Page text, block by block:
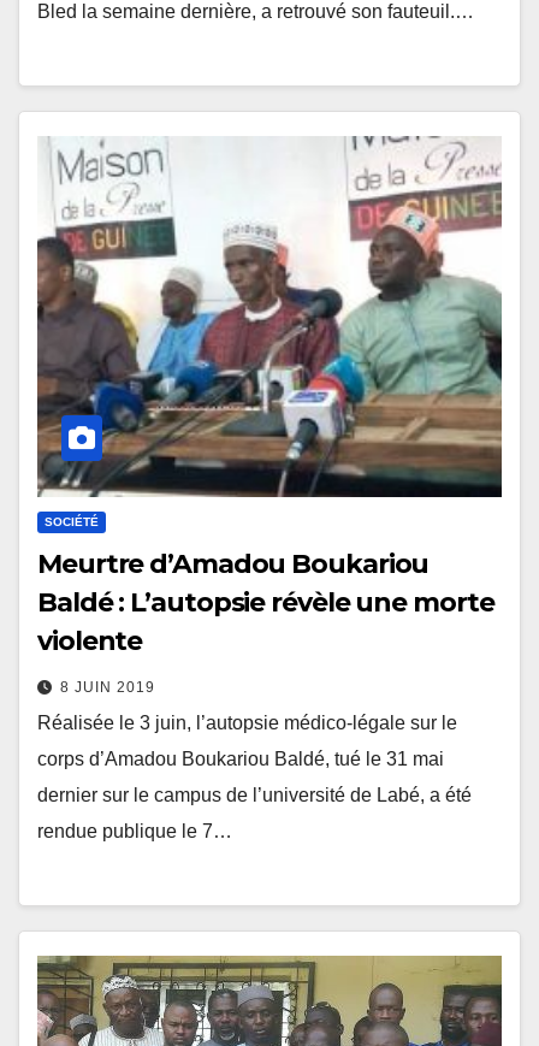
Bled la semaine dernière, a retrouvé son fauteuil.…
SOCIÉTÉ
Meurtre d’Amadou Boukariou
Baldé : L’autopsie révèle une morte
violente
8 JUIN 2019
Réalisée le 3 juin, l’autopsie médico-légale sur le
corps d’Amadou Boukariou Baldé, tué le 31 mai
dernier sur le campus de l’université de Labé, a été
rendue publique le 7…